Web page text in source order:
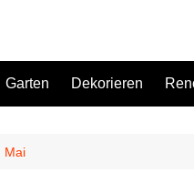
Garten Dekorieren
Mai